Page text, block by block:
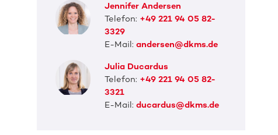
Jennifer Andersen
Telefon: +49 221 94 05 82-
3329
E-Mail: andersen@dkms.de
Julia Ducardus
Telefon: +49 221 94 05 82-
3321
E-Mail: ducardus@dkms.de